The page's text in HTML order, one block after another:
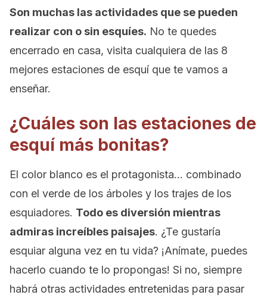
Son muchas las actividades que se pueden
realizar con o sin esquíes. No te quedes
encerrado en casa, visita cualquiera de las 8
mejores estaciones de esquí que te vamos a
enseñar.
¿Cuáles son las estaciones de
esquí más bonitas?
El color blanco es el protagonista… combinado
con el verde de los árboles y los trajes de los
esquiadores. Todo es diversión mientras
admiras increíbles paisajes. ¿Te gustaría
esquiar alguna vez en tu vida? ¡Anímate, puedes
hacerlo cuando te lo propongas! Si no, siempre
habrá otras actividades entretenidas para pasar